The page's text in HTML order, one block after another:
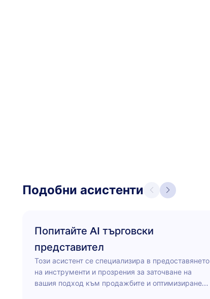
Подобни асистенти
Попитайте AI търговски
представител
Този асистент се специализира в предоставянето
на инструменти и прозрения за заточване на
вашия подход към продажбите и оптимизиране